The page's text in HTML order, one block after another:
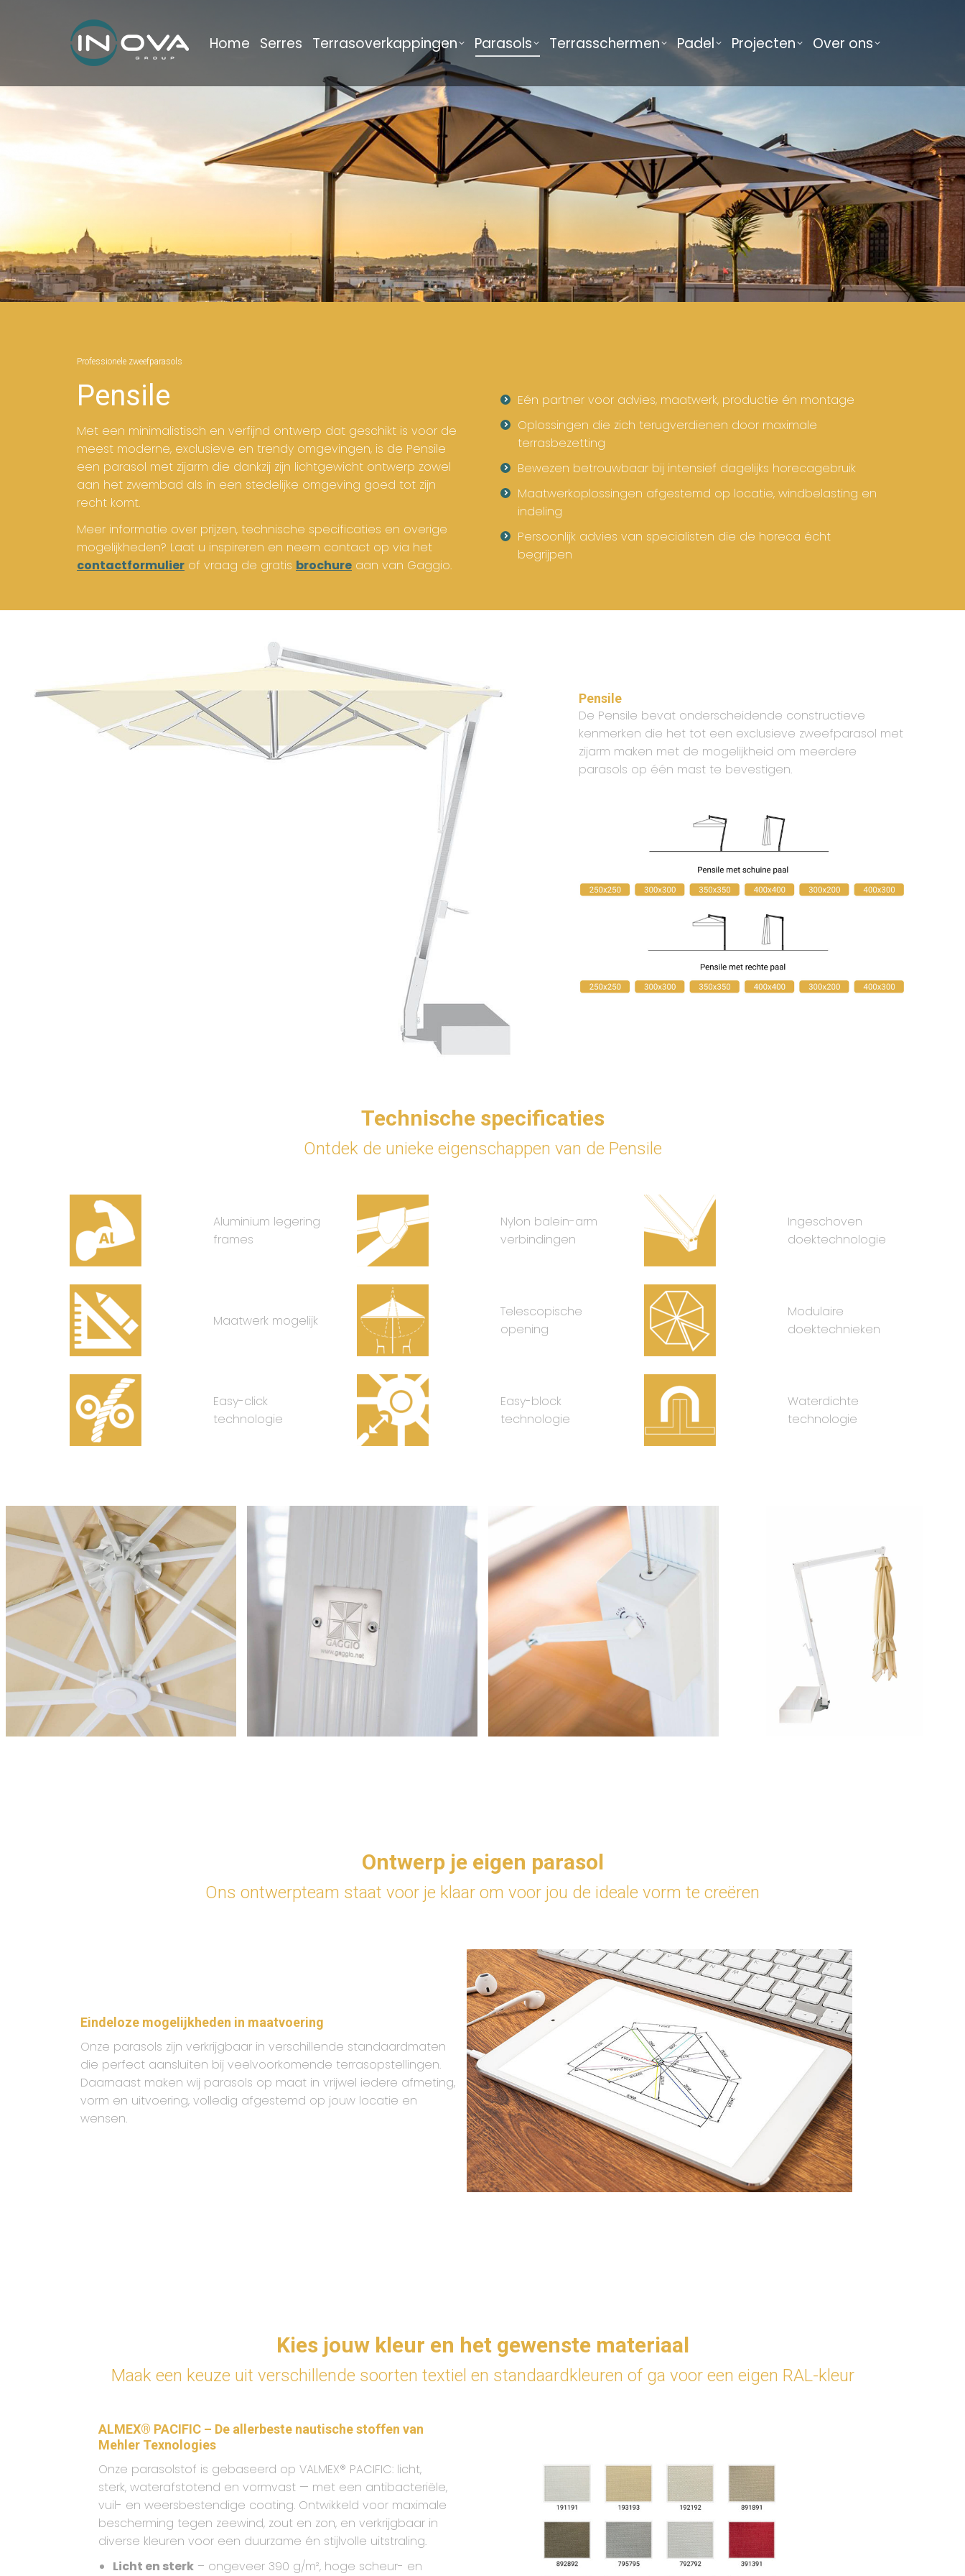
Home Serres Terrasoverkappingen Parasols Terrasschermen Padel Projecten Over ons
Professionele zweefparasols
Pensile
Met een minimalistisch en verfijnd ontwerp dat geschikt is voor de
meest moderne, exclusieve en trendy omgevingen, is de Pensile
een parasol met zijarm die dankzij zijn lichtgewicht ontwerp zowel
aan het zwembad als in een stedelijke omgeving goed tot zijn
recht komt.
Meer informatie over prijzen, technische specificaties en overige
mogelijkheden? Laat u inspireren en neem contact op via het
contactformulier of vraag de gratis brochure aan van Gaggio.
Eén partner voor advies, maatwerk, productie én montage
Oplossingen die zich terugverdienen door maximale
terrasbezetting
Bewezen betrouwbaar bij intensief dagelijks horecagebruik
Maatwerkoplossingen afgestemd op locatie, windbelasting en
indeling
Persoonlijk advies van specialisten die de horeca écht
begrijpen
Pensile
De Pensile bevat onderscheidende constructieve
kenmerken die het tot een exclusieve zweefparasol met
zijarm maken met de mogelijkheid om meerdere
parasols op één mast te bevestigen.
Technische specificaties
Ontdek de unieke eigenschappen van de Pensile
Aluminium legering
frames
Nylon balein-arm
verbindingen
Ingeschoven
doektechnologie
Maatwerk mogelijk
Telescopische
opening
Modulaire
doektechnieken
Easy-click
technologie
Easy-block
technologie
Waterdichte
technologie
Ontwerp je eigen parasol
Ons ontwerpteam staat voor je klaar om voor jou de ideale vorm te creëren
Eindeloze mogelijkheden in maatvoering
Onze parasols zijn verkrijgbaar in verschillende standaardmaten
die perfect aansluiten bij veelvoorkomende terrasopstellingen.
Daarnaast maken wij parasols op maat in vrijwel iedere afmeting,
vorm en uitvoering, volledig afgestemd op jouw locatie en
wensen.
Kies jouw kleur en het gewenste materiaal
Maak een keuze uit verschillende soorten textiel en standaardkleuren of ga voor een eigen RAL-kleur
ALMEX® PACIFIC – De allerbeste nautische stoffen van
Mehler Texnologies
Onze parasolstof is gebaseerd op VALMEX® PACIFIC: licht,
sterk, waterafstotend en vormvast — met een antibacteriële,
vuil- en weersbestendige coating. Ontwikkeld voor maximale
bescherming tegen zeewind, zout en zon, en verkrijgbaar in
diverse kleuren voor een duurzame én stijlvolle uitstraling.
Licht en sterk – ongeveer 390 g/m², hoge scheur- en